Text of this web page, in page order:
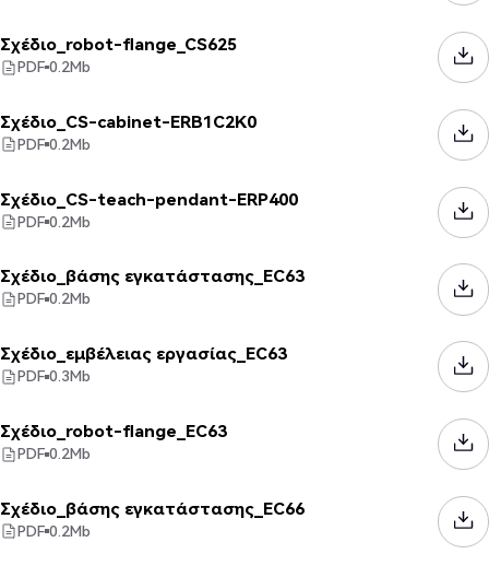
Σχέδιο_robot-flange_CS625
PDF 0.2Mb
Σχέδιο_CS-cabinet-ERB1C2K0
PDF 0.2Mb
Σχέδιο_CS-teach-pendant-ERP400
PDF 0.2Mb
Σχέδιο_βάσης εγκατάστασης_EC63
PDF 0.2Mb
Σχέδιο_εμβέλειας εργασίας_EC63
PDF 0.3Mb
Σχέδιο_robot-flange_EC63
PDF 0.2Mb
Σχέδιο_βάσης εγκατάστασης_EC66
PDF 0.2Mb